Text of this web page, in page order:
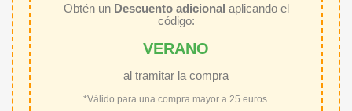
Obtén un Descuento adicional aplicando el
código:
VERANO
al tramitar la compra
*Válido para una compra mayor a 25 euros.